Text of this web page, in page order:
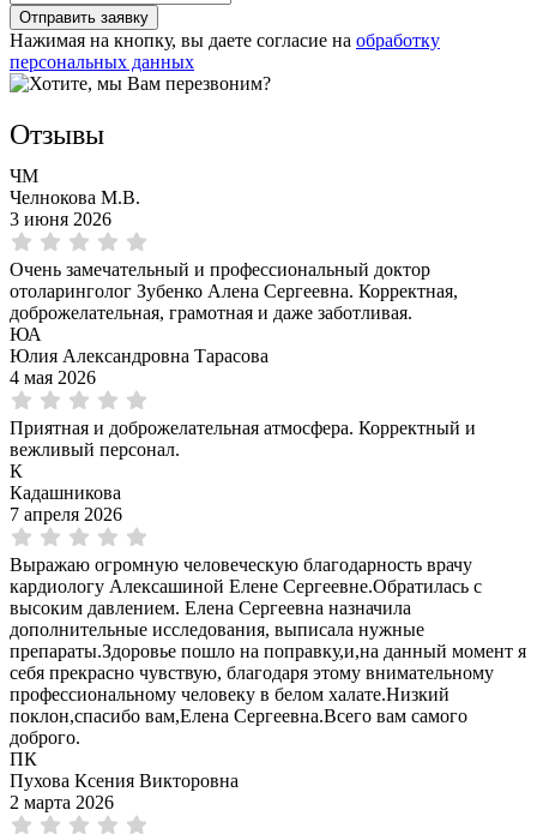
Нажимая на кнопку, вы даете согласие на обработку
персональных данных
Отзывы
ЧМ
Челнокова М.В.
3 июня 2026
Очень замечательный и профессиональный доктор
отоларинголог Зубенко Алена Сергеевна. Корректная,
доброжелательная, грамотная и даже заботливая.
ЮА
Юлия Александровна Тарасова
4 мая 2026
Приятная и доброжелательная атмосфера. Корректный и
вежливый персонал.
К
Кадашникова
7 апреля 2026
Выражаю огромную человеческую благодарность врачу
кардиологу Алексашиной Елене Сергеевне.Обратилась с
высоким давлением. Елена Сергеевна назначила
дополнительные исследования, выписала нужные
препараты.Здоровье пошло на поправку,и,на данный момент я
себя прекрасно чувствую, благодаря этому внимательному
профессиональному человеку в белом халате.Низкий
поклон,спасибо вам,Елена Сергеевна.Всего вам самого
доброго.
ПК
Пухова Ксения Викторовна
2 марта 2026